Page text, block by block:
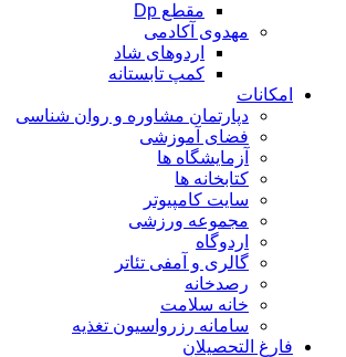
مقطع Dp
مهدوی آکادمی
اردوهای شاد
کمپ تابستانه
امکانات
دپارتمان مشاوره و روان شناسی
فضای آموزشی
آزمایشگاه ها
کتابخانه ها
سایت کامپیوتر
مجموعه ورزشی
اردوگاه
گالری و آمفی تئاتر
رصدخانه
خانه سلامت
سامانه رزرواسیون تغذیه
فارغ التحصیلان